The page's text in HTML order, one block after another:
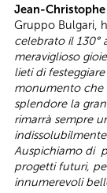
Jean-Christophe
Gruppo Bulgari,
celebrato il 130°
meraviglioso
lieti di
monumento che
splendore la
rimarrà sempre
Auspichiamo di
progetti futuri,
innumerevoli